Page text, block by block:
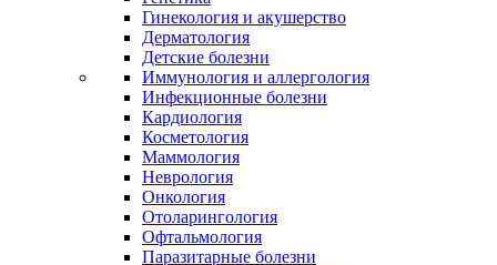
Гинекология и акушерство
Дерматология
Детские болезни
Иммунология и аллергология
Инфекционные болезни
Кардиология
Косметология
Маммология
Неврология
Онкология
Отоларингология
Офтальмология
Паразитарные болезни